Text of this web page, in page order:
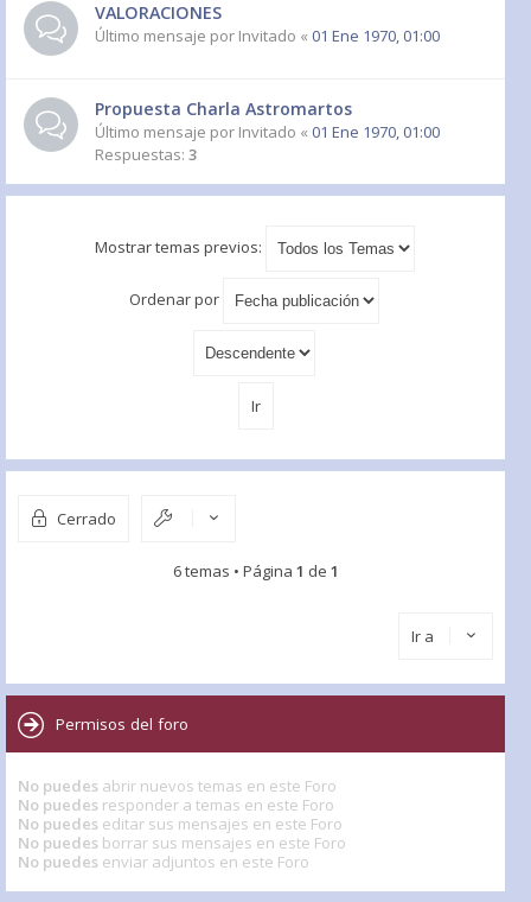
VALORACIONES
Último mensaje por Invitado « 01 Ene 1970, 01:00
Propuesta Charla Astromartos
Último mensaje por Invitado « 01 Ene 1970, 01:00
Respuestas: 3
Mostrar temas previos:
Ordenar por
Cerrado
6 temas • Página 1 de 1
Ir a
Permisos del foro
No puedes abrir nuevos temas en este Foro
No puedes responder a temas en este Foro
No puedes editar sus mensajes en este Foro
No puedes borrar sus mensajes en este Foro
No puedes enviar adjuntos en este Foro